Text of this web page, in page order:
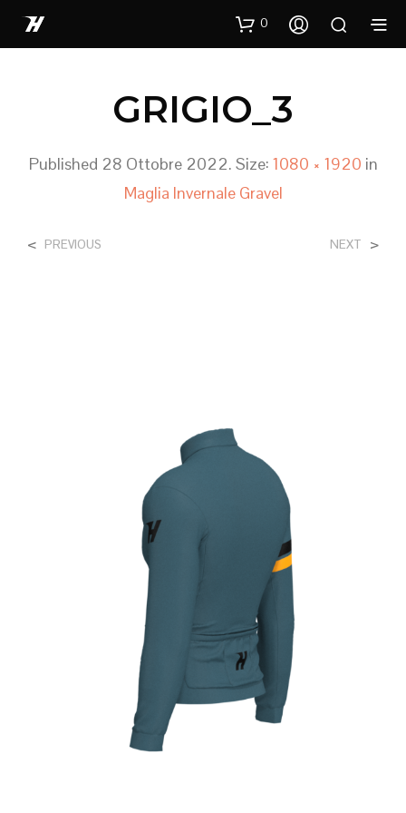
0
GRIGIO_3
Published 28 Ottobre 2022. Size: 1080 × 1920 in
Maglia Invernale Gravel
< PREVIOUS NEXT >